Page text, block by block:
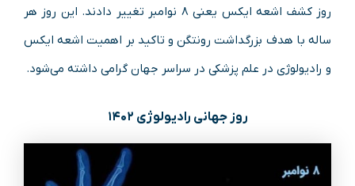
روز کشف اشعه ایکس یعنی ۸ نوامبر تغییر دادند. این روز هر
ساله با هدف بزرگداشت رونتگن و تاکید بر اهمیت اشعه ایکس
و رادیولوژی در علم پزشکی در سراسر جهان گرامی داشته می‌شود.
روز جهانی رادیولوژی ۱۴۰۲